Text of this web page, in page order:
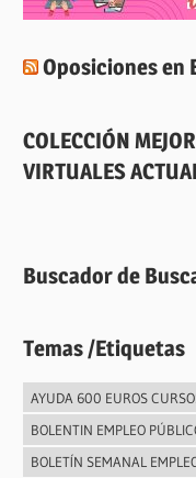
Oposiciones en
COLECCIÓN
VIRTUALES
Buscador de
Temas /Etiquetas
AYUDA 600 EUROS
BOLENTIN EMPLEO
BOLETÍN SEMANAL